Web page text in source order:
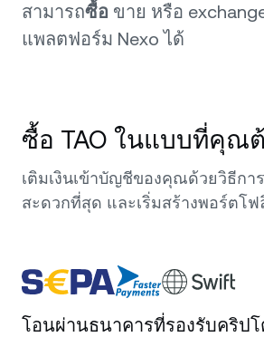
สามารถซื้อ ขาย หรือ
แพลตฟอร์ม Nexo ได้
ซื้อ TAO ในแบบที่คุณ
เติมเงินเข้าบัญชีของคุณด้วยวิธีกา
สะดวกที่สุด และเริ่มสร้างพอร์ตโ
โอนผ่านธนาคารที่รองรับคริป